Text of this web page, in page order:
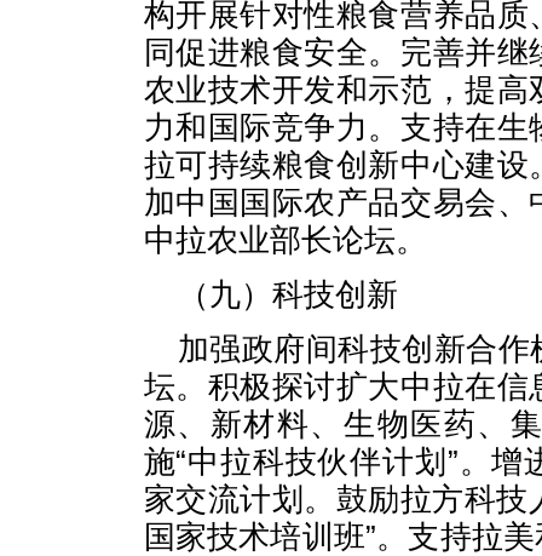
构开展针对性粮食营养品
同促进粮食安全。完善并
农业技术开发和示范，提
力和国际竞争力。支持在
拉可持续粮食创新中心建
加中国国际农产品交易会
中拉农业部长论坛。
（九）科技创新
加强政府间科技创新合
坛。积极探讨扩大中拉在
源、新材料、生物医药、
施“中拉科技伙伴计划”。
家交流计划。鼓励拉方科技
国家技术培训班”。支持拉